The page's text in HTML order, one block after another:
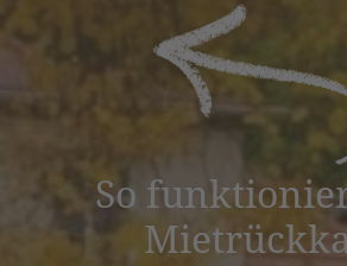
powered by
Management Platform
So